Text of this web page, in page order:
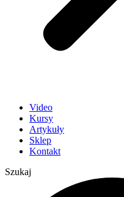
Video
Kursy
Artykuły
Sklep
Kontakt
Szukaj